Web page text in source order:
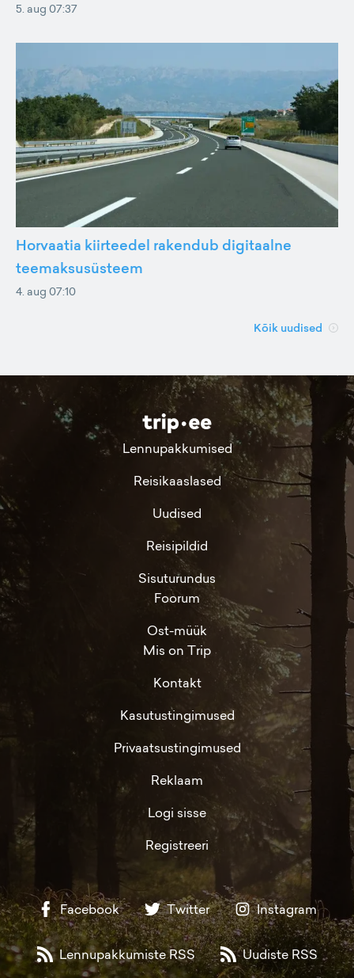
5. aug 07:37
Horvaatia kiirteedel rakendub digitaalne
teemaksusüsteem
4. aug 07:10
Kõik uudised
Lennupakkumised
Reisikaaslased
Uudised
Reisipildid
Sisuturundus
Foorum
Ost-müük
Mis on Trip
Kontakt
Kasutustingimused
Privaatsustingimused
Reklaam
Logi sisse
Registreeri
Facebook Twitter Instagram
Lennupakkumiste RSS Uudiste RSS